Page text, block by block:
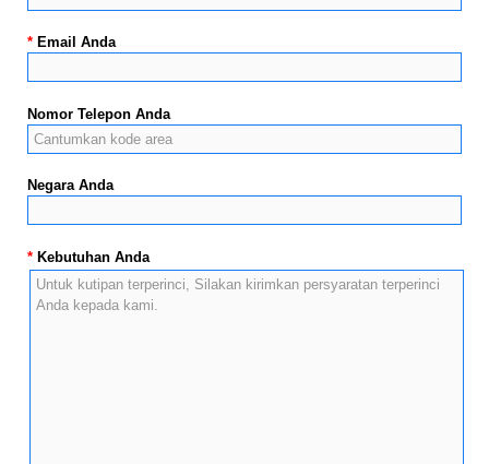
* Email Anda
Nomor Telepon Anda
Negara Anda
* Kebutuhan Anda